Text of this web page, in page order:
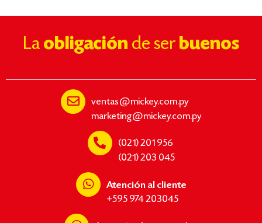
La obligación de ser buenos
ventas@mickey.com.py
marketing@mickey.com.py
(021) 201 956
(021) 203 045
Atención al cliente
+595 974 203045